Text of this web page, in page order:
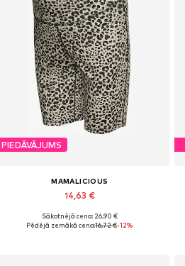
PIEDĀVĀJUMS
MAMALICIOUS
14,63 €
Pieejamie izmēri: XS, XXL
Sākotnējā cena: 26,90 €
Pēdējā zemākā cena:16,72 €-12%